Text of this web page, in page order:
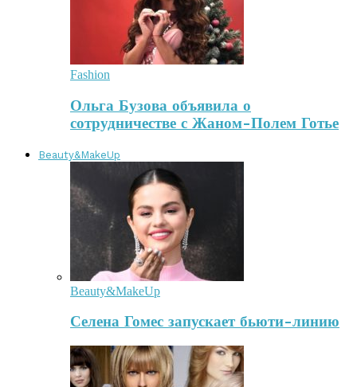
Fashion
Ольга Бузова объявила о
сотрудничестве с Жаном-Полем Готье
Beauty&MakeUp
Beauty&MakeUp
Селена Гомес запускает бьюти-линию